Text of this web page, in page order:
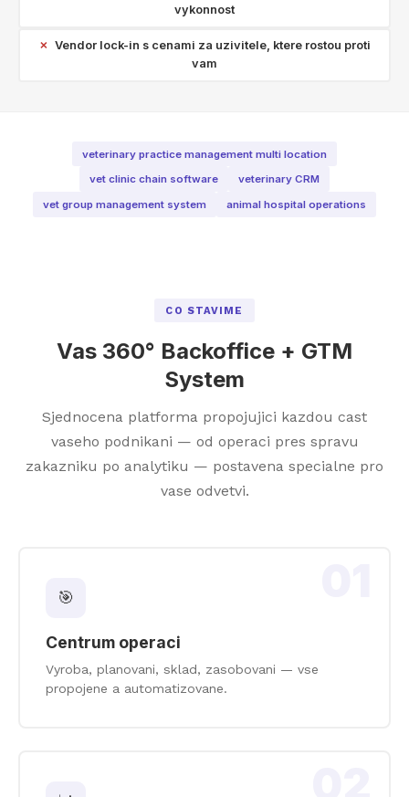
vykonnost
Vendor lock-in s cenami za uzivitele, ktere rostou proti
vam
veterinary practice management multi location
vet clinic chain software
veterinary CRM
vet group management system
animal hospital operations
CO STAVIME
Vas 360° Backoffice + GTM
System
Sjednocena platforma propojujici kazdou cast
vaseho podnikani — od operaci pres spravu
zakazniku po analytiku — postavena specialne pro
vase odvetvi.
🎯
Centrum operaci
Vyroba, planovani, sklad, zasobovani — vse
propojene a automatizovane.